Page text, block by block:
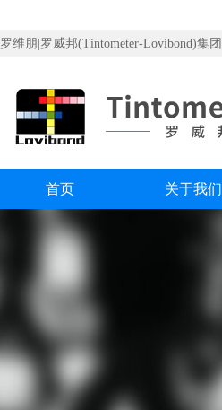
罗维朋|罗威邦(Tintometer-Lovibond)集团
首页 关于我们